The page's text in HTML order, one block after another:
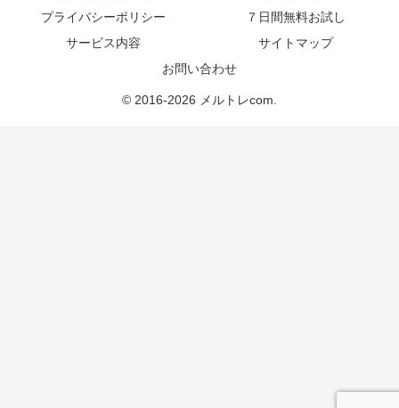
プライバシーポリシー
７日間無料お試し
サービス内容
サイトマップ
お問い合わせ
© 2016-2026 メルトレcom.